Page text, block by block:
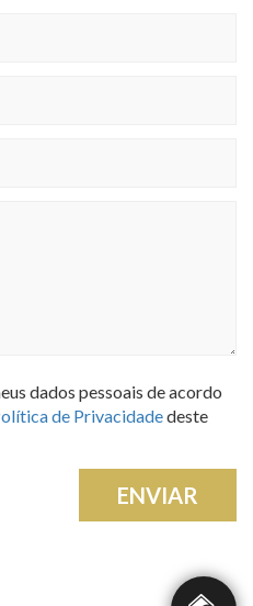
dados pessoais de acordo
de Privacidadedeste
ENVIAR